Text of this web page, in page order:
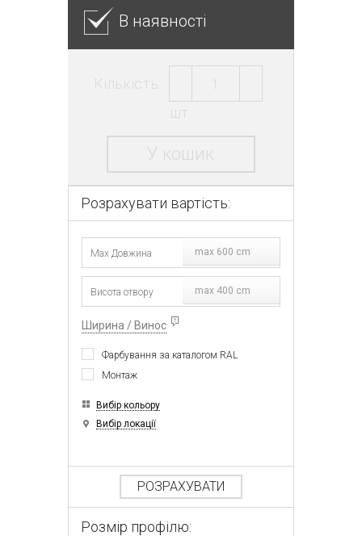
В наявності
Кількість:
шт.
У кошик
Розрахувати вартість:
max 600 cm
max 400 cm
Ширина / Винос
Фарбування за каталогом RAL
Монтаж
Вибір кольору
Вибір локації
РОЗРАХУВАТИ
Розмір профілю: